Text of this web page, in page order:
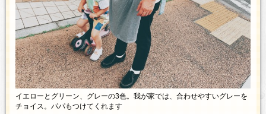
イエローとグリーン、グレーの3色。我が家では、合わせやすいグレーを
チョイス。パパもつけてくれます